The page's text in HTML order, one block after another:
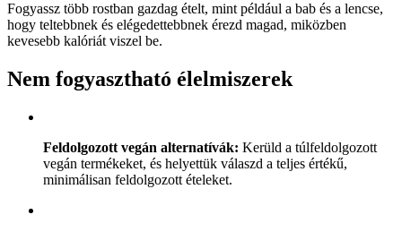
Fogyassz több rostban gazdag ételt, mint például a bab és a lencse,
hogy teltebbnek és elégedettebbnek érezd magad, miközben
kevesebb kalóriát viszel be.
Nem fogyasztható élelmiszerek
Feldolgozott vegán alternatívák: Kerüld a túlfeldolgozott
vegán termékeket, és helyettük válaszd a teljes értékű,
minimálisan feldolgozott ételeket.